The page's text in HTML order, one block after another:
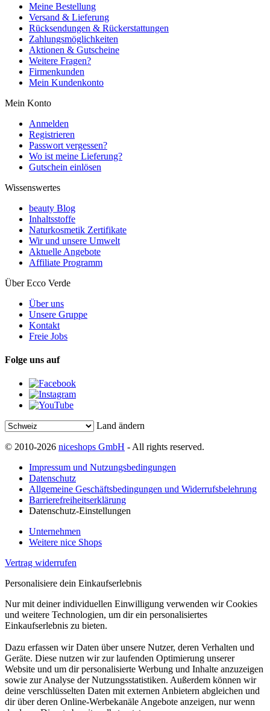
Meine Bestellung
Versand & Lieferung
Rücksendungen & Rückerstattungen
Zahlungsmöglichkeiten
Aktionen & Gutscheine
Weitere Fragen?
Firmenkunden
Mein Kundenkonto
Mein Konto
Anmelden
Registrieren
Passwort vergessen?
Wo ist meine Lieferung?
Gutschein einlösen
Wissenswertes
beauty Blog
Inhaltsstoffe
Naturkosmetik Zertifikate
Wir und unsere Umwelt
Aktuelle Angebote
Affiliate Programm
Über Ecco Verde
Über uns
Unsere Gruppe
Kontakt
Freie Jobs
Folge uns auf
Land ändern
© 2010-2026 niceshops GmbH - All rights reserved.
Impressum und Nutzungsbedingungen
Datenschutz
Allgemeine Geschäftsbedingungen und Widerrufsbelehrung
Barrierefreiheitserklärung
Datenschutz-Einstellungen
Unternehmen
Weitere nice Shops
Vertrag widerrufen
Personalisiere dein Einkaufserlebnis
Nur mit deiner individuellen Einwilligung verwenden wir Cookies
und weitere Technologien, um dir ein personalisiertes
Einkaufserlebnis zu bieten.
Dazu erfassen wir Daten über unsere Nutzer, deren Verhalten und
Geräte. Diese nutzen wir zur laufenden Optimierung unserer
Website und um dir personalisierte Werbung und Inhalte anzuzeigen
sowie zur Analyse der Nutzungsstatistiken. Außerdem können wir
deine verschlüsselten Daten mit externen Anbietern abgleichen und
dir über deren Online-Werbekanäle Angebote anzeigen, nur wenn